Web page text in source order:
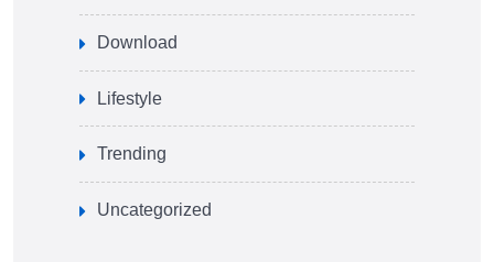
Download
Lifestyle
Trending
Uncategorized